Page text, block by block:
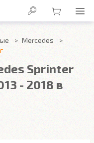
Mercedes
Sprinter
- 2018 в